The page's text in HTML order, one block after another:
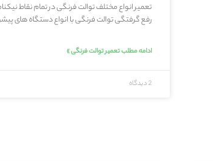
تعمیر انواع مختلف توالت فرنگی در تمام نقاط
رفع گرفتگی توالت فرنگی با انواع دستگاه های
ادامه مطلب تعمیر توالت فرنگی »
2 دیدگاه